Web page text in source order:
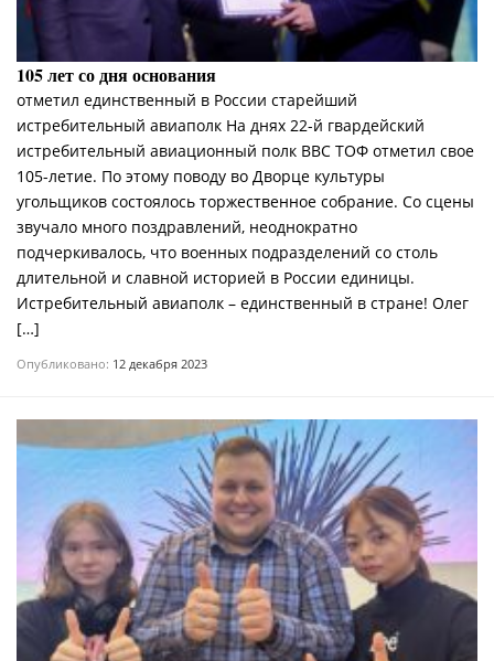
105 лет со дня основания
отметил единственный в России старейший
истребительный авиаполк На днях 22-й гвардейский
истребительный авиационный полк ВВС ТОФ отметил свое
105-летие. По этому поводу во Дворце культуры
угольщиков состоялось торжественное собрание. Со сцены
звучало много поздравлений, неоднократно
подчеркивалось, что военных подразделений со столь
длительной и славной историей в России единицы.
Истребительный авиаполк – единственный в стране! Олег
[…]
Опубликовано: 12 декабря 2023